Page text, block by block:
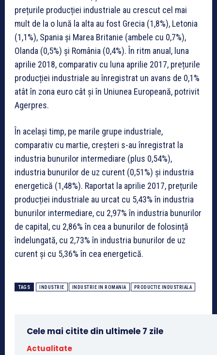
prețurile producției industriale au crescut cel mai
mult de la o lună la alta au fost Grecia (1,8%), Letonia
(1,1%), Spania și Marea Britanie (ambele cu 0,7%),
Olanda (0,5%) și România (0,4%). În ritm anual, luna
aprilie 2018, comparativ cu luna aprilie 2017, prețurile
producției industriale au înregistrat un avans de 0,1%
atât în zona euro cât și în Uniunea Europeană, potrivit
Agerpres.
În același timp, pe marile grupe industriale,
comparativ cu martie, creșteri s-au înregistrat la
industria bunurilor intermediare (plus 0,54%),
industria bunurilor de uz curent (0,51%) și industria
energetică (1,48%). Raportat la aprilie 2017, prețurile
producției industriale au urcat cu 5,43% în industria
bunurilor intermediare, cu 2,97% în industria bunurilor
de capital, cu 2,86% în cea a bunurilor de folosință
îndelungată, cu 2,73% în industria bunurilor de uz
curent și cu 5,36% în cea energetică.
TAGS INDUSTRIE INDUSTRIE IN ROMANIA PRODUCTIE INDUSTRIALA
Cele mai citite din ultimele 7 zile
Actualitate